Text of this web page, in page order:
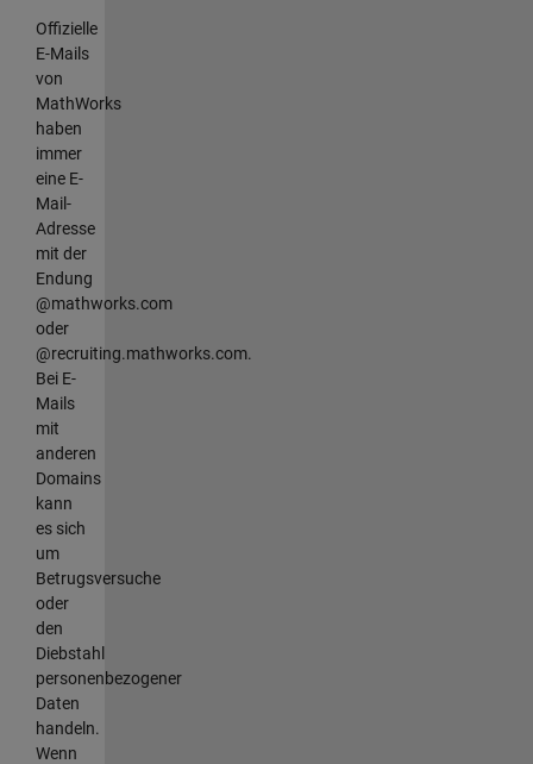
Offizielle
E-Mails
von
MathWorks
haben
immer
eine E-
Mail-
Adresse
mit der
Endung
@mathworks.com
oder
@recruiting.mathworks.com.
Bei E-
Mails
mit
anderen
Domains
kann
es sich
um
Betrugsversuche
oder
den
Diebstahl
personenbezogener
Daten
handeln.
Wenn